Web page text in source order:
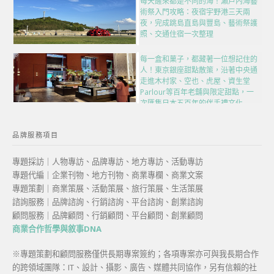
術祭入門攻略：夜宿宇野港三天兩
夜，完成跳島直島與豐島、藝術祭護
照、交通住宿一次整理
每一盒和菓子，都藏著一位想記住的
人！東京銀座甜點散策，沿著中央通
走進木村家、空也、虎屋、資生堂
Parlour等百年老舖與限定甜點，一
次匯集日本五百年的伴手禮文化
品牌服務項目
專題採訪｜人物專訪、品牌專訪、地方專訪、活動專訪
專題代編｜企業刊物、地方刊物、商業專欄、商業文案
專題策劃｜商業策展、活動策展、旅行策展、生活策展
諮詢服務｜品牌諮詢、行銷諮詢、平台諮詢、創業諮詢
顧問服務｜品牌顧問、行銷顧問、平台顧問、創業顧問
商業合作哲學與敘事DNA
※專題策劃和顧問服務僅供長期專案簽約；各項專案亦可與我長期合作
的跨領域團隊：IT、設計、攝影、廣告、媒體共同協作，另有信賴的社